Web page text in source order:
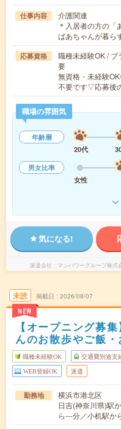
仕事内容
介護関連
＊入居者の方の「
ばあちゃんが暮ら
応募資格
職種未経験OK / ブ
要
無資格・未経験
不要です▽応募後
職場の雰囲気
年齢層
20代
男女比率
女性
気になる!
派遣会社 マンパワーグループ株
未読
NEW
掲載日 2026/08/07
【オープニング募
んのお散歩やご飯
職種未経験OK 交通費別途支
WEB登録OK 派遣
勤務地
横浜市港北区
日吉(神奈川県)駅
ら---分／小机駅か